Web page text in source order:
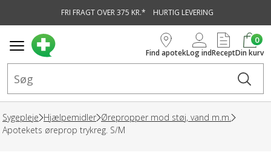
FRI FRAGT OVER 375 KR.* HURTIG LEVERING
Find apotekLog indRecept
0
Din kurv
Sygepleje Hjælpemidler Ørepropper mod støj, vand m.m.
Apotekets øreprop trykreg. S/M